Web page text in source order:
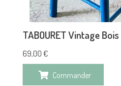
TABOURET Vintage
69,00 €
Commander